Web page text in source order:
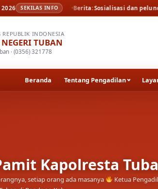
2026 SEKILAS INFO
Berita Sosialisasi dan peluncuran resmi
REPUBLIK INDONESIA
TUBAN
· (0356) 321778
Beranda Tentang Pengadilan
dan peluncuran
oleh Pengadilan